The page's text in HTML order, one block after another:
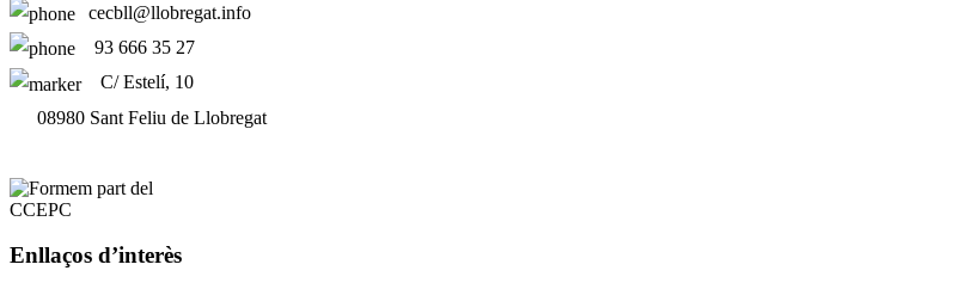
cecbll@llobregat.info
93 666 35 27
C/ Estelí, 10
08980 Sant Feliu de Llobregat
Enllaços d’interès